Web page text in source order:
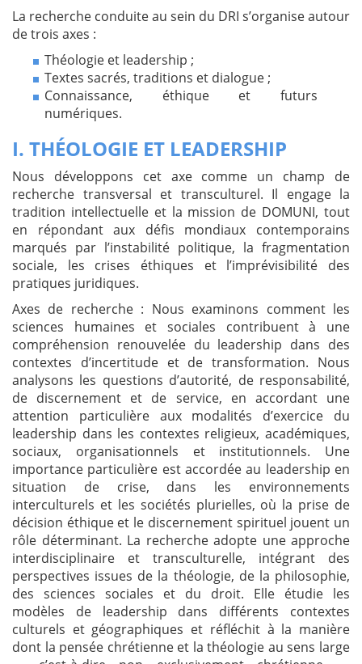
La recherche conduite au sein du DRI s’organise autour
de trois axes :
Théologie et leadership ;
Textes sacrés, traditions et dialogue ;
Connaissance, éthique et futurs
numériques.
I. THÉOLOGIE ET LEADERSHIP
Nous développons cet axe comme un champ de
recherche transversal et transculturel. Il engage la
tradition intellectuelle et la mission de DOMUNI, tout
en répondant aux défis mondiaux contemporains
marqués par l’instabilité politique, la fragmentation
sociale, les crises éthiques et l’imprévisibilité des
pratiques juridiques.
Axes de recherche : Nous examinons comment les
sciences humaines et sociales contribuent à une
compréhension renouvelée du leadership dans des
contextes d’incertitude et de transformation. Nous
analysons les questions d’autorité, de responsabilité,
de discernement et de service, en accordant une
attention particulière aux modalités d’exercice du
leadership dans les contextes religieux, académiques,
sociaux, organisationnels et institutionnels. Une
importance particulière est accordée au leadership en
situation de crise, dans les environnements
interculturels et les sociétés plurielles, où la prise de
décision éthique et le discernement spirituel jouent un
rôle déterminant. La recherche adopte une approche
interdisciplinaire et transculturelle, intégrant des
perspectives issues de la théologie, de la philosophie,
des sciences sociales et du droit. Elle étudie les
modèles de leadership dans différents contextes
culturels et géographiques et réfléchit à la manière
dont la pensée chrétienne et la théologie au sens large